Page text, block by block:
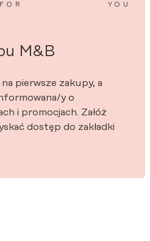
FOR YOU
M&B
na pierwsze zakupy, a
y o
i promocjach. Załóż
dostęp do zakładki